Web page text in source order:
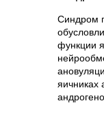
Синдром
функции
яичниках